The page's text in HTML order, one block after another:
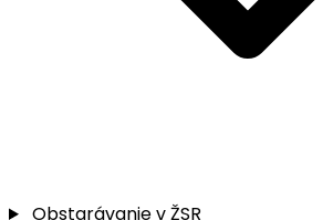
Obstarávanie v ŽSR